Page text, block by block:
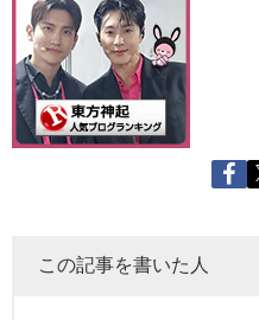
この記事を書いた人